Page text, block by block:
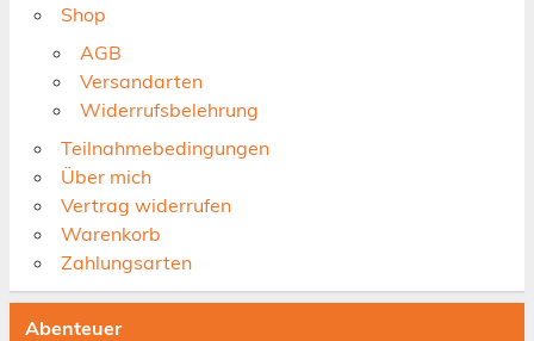
Shop
AGB
Versandarten
Widerrufsbelehrung
Teilnahmebedingungen
Über mich
Vertrag widerrufen
Warenkorb
Zahlungsarten
Abenteuer